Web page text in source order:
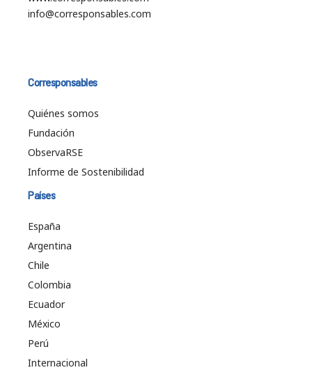
info@corresponsables.com
Corresponsables
Quiénes somos
Fundación
ObservaRSE
Informe de Sostenibilidad
Países
España
Argentina
Chile
Colombia
Ecuador
México
Perú
Internacional